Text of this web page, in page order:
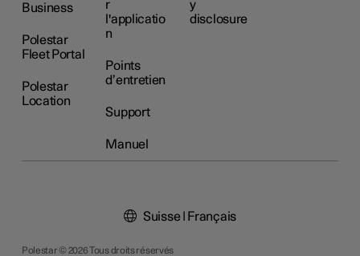
Business
Polestar
Fleet Portal
Polestar
Location
r
l'applicatio
n
Points
d’entretien
Support
Manuel
y
disclosure
Polestar © 2026 Tous droits réservés
Suisse | Français